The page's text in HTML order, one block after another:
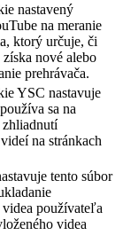
nastavený
na meranie
ktorý určuje, či
nové alebo
prehrávača.
YSC nastavuje
sa na
zhliadnutí
na stránkach
tento súbor
používateľa
videa